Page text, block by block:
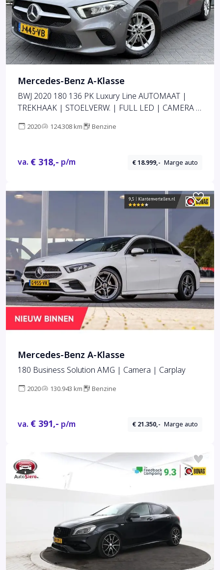
Mercedes-Benz A-Klasse
BWJ 2020 180 136 PK Luxury Line AUTOMAAT |
TREKHAAK | STOELVERW. | FULL LED | CAMERA |
LMV | PDC
2020 124.308 km Benzine
va. € 318,- p/m € 18.999,- Marge auto
Mercedes-Benz A-Klasse
180 Business Solution AMG | Camera | Carplay
2020 130.943 km Benzine
va. € 391,- p/m € 21.350,- Marge auto